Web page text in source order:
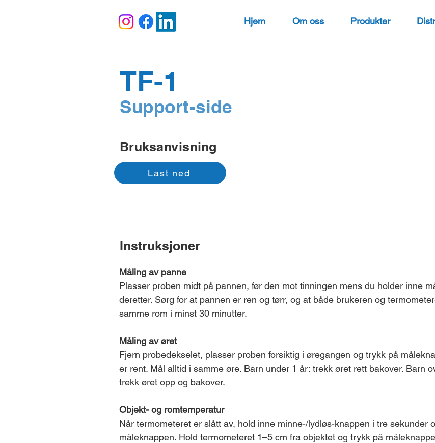
Hjem Om oss Produkter
TF-1
Support-side
Bruksanvisning
Last ned
Instruksjoner
Måling av panne
Plasser proben midt på pannen, før den mot tinningen mens du holder inne
deretter. Sørg for at pannen er ren og tørr, og at både brukeren og
samme rom i minst 30 minutter.
Måling av øret
Fjern probedekselet, plasser proben forsiktig i øregangen og trykk på
er rent. Mål alltid i samme øre. Barn under 1 år: trekk øret rett bakover. Barn
trekk øret opp og bakover.
Objekt- og romtemperatur
Når termometeret er slått av, hold inne minne-/lydløs-knappen i tre sekunder
måleknappen. Hold termometeret 1–5 cm fra objektet og trykk på